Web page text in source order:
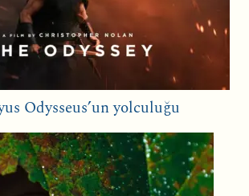
Odysseus’un yolculuğu